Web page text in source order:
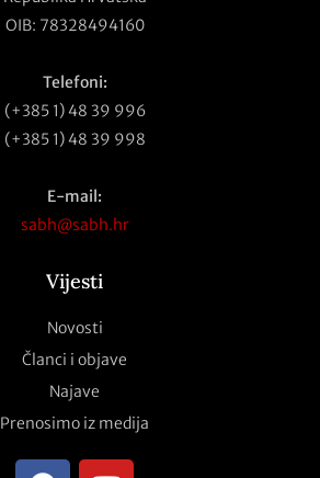
OIB: 78328494160
Telefoni:
(+385 1) 48 39 996
(+385 1) 48 39 998
E-mail:
sabh@sabh.hr
Vijesti
Novosti
Članci i objave
Najave
Prenosimo iz medija